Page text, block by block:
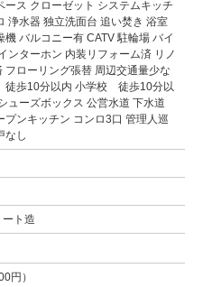
ース クローゼット システムキッチ
浄水器 独立洗面台 追い焚き 浴室
機 バルコニー有 CATV 駐輪場 バイ
ンターホン 内装リフォーム済 リノ
フローリング張替 周辺交通量少な
歩10分以内 小学校 徒歩10分以
ューズボックス 公営水道 下水道
プンキッチン コンロ3口 管理人巡
なし
ト造
円）